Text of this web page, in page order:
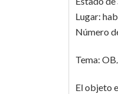
Lugar:
Número
Tema:
El objeto